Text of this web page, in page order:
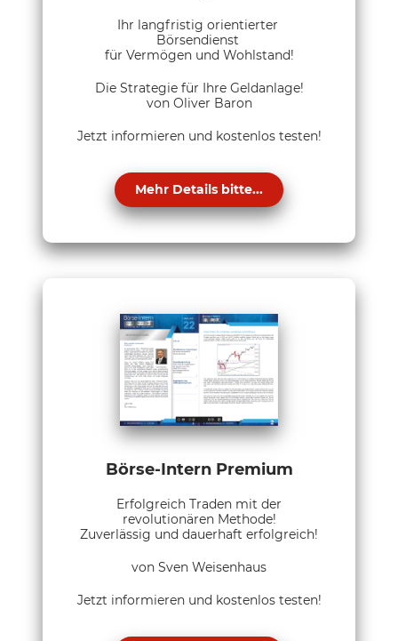
Ihr langfristig orientierter
Börsendienst
für Vermögen und Wohlstand!
Die Strategie für Ihre Geldanlage!
von Oliver Baron
Jetzt informieren und kostenlos testen!
Mehr Details bitte...
Börse-Intern Premium
Erfolgreich Traden mit der
revolutionären Methode!
Zuverlässig und dauerhaft erfolgreich!
von Sven Weisenhaus
Jetzt informieren und kostenlos testen!